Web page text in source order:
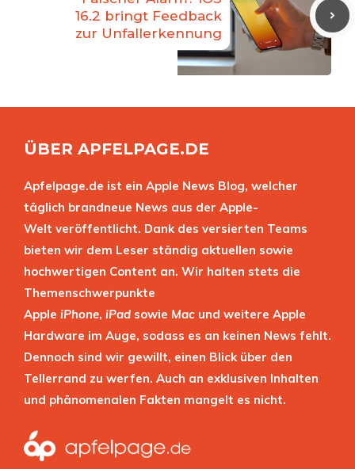
16.2 bringt Feedback
zur Unfallerkennung
ÜBER APFELPAGE.DE
Apfelpage.de ist ein Apple News Blog, welcher
täglich brandneue News aus der Apple-
Welt veröffentlicht. Dank des versierten Teams
bieten wir dem Leser ständig aktuellen sowie
hochwertigen Content an. Wir halten stets die
Themenschwerpunkte
Apple iPhone, iPad sowie Mac und weitere Apple
Hardware im Auge, sodass es an keinen News fehlt.
Dennoch sind wir gewillt, einen Blick über den
Tellerrand zu werfen. Auch an exklusiven Inhalten
und phänomenalen Fakten mangelt es nicht.